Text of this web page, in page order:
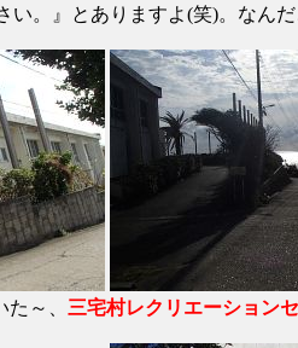
い。』とありますよ(笑)。なん
た～、 三宅村レクリエーション